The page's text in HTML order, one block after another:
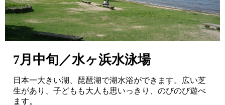
7月中旬／水ヶ浜水泳場
日本一大きい湖、琵琶湖で湖水浴ができます。広い芝
生があり、子どもも大人も思いっきり、のびのび遊べ
ます。